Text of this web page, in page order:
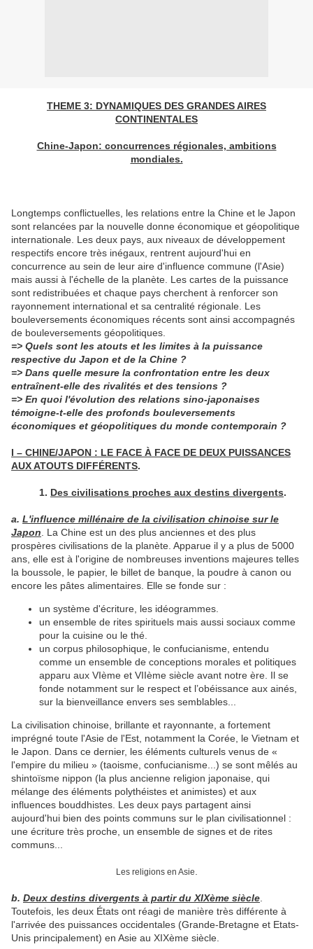
THEME 3: DYNAMIQUES DES GRANDES AIRES
CONTINENTALES
Chine-Japon: concurrences régionales, ambitions
mondiales.
Longtemps conflictuelles, les relations entre la Chine et le Japon
sont relancées par la nouvelle donne économique et géopolitique
internationale. Les deux pays, aux niveaux de développement
respectifs encore très inégaux, rentrent aujourd'hui en
concurrence au sein de leur aire d'influence commune (l'Asie)
mais aussi à l'échelle de la planète. Les cartes de la puissance
sont redistribuées et chaque pays cherchent à renforcer son
rayonnement international et sa centralité régionale. Les
bouleversements économiques récents sont ainsi accompagnés
de bouleversements géopolitiques.
=> Quels sont les atouts et les limites à la puissance
respective du Japon et de la Chine ?
=> Dans quelle mesure la confrontation entre les deux
entraînent-elle des rivalités et des tensions ?
=> En quoi l'évolution des relations sino-japonaises
témoigne-t-elle des profonds bouleversements
économiques et géopolitiques du monde contemporain ?
I – CHINE/JAPON : LE FACE À FACE DE DEUX PUISSANCES
AUX ATOUTS DIFFÉRENTS.
1. Des civilisations proches aux destins divergents.
a. L'influence millénaire de la civilisation chinoise sur le
Japon . La Chine est un des plus anciennes et des plus
prospères civilisations de la planète. Apparue il y a plus de 5000
ans, elle est à l'origine de nombreuses inventions majeures telles
la boussole, le papier, le billet de banque, la poudre à canon ou
encore les pâtes alimentaires. Elle se fonde sur :
un système d'écriture, les idéogrammes.
un ensemble de rites spirituels mais aussi sociaux comme
pour la cuisine ou le thé.
un corpus philosophique, le confucianisme, entendu
comme un ensemble de conceptions morales et politiques
apparu aux VIème et VIIème siècle avant notre ère. Il se
fonde notamment sur le respect et l’obéissance aux ainés,
sur la bienveillance envers ses semblables...
La civilisation chinoise, brillante et rayonnante, a fortement
imprégné toute l'Asie de l'Est, notamment la Corée, le Vietnam et
le Japon. Dans ce dernier, les éléments culturels venus de «
l'empire du milieu » (taoisme, confucianisme...) se sont mêlés au
shintoïsme nippon (la plus ancienne religion japonaise, qui
mélange des éléments polythéistes et animistes) et aux
influences bouddhistes. Les deux pays partagent ainsi
aujourd'hui bien des points communs sur le plan civilisationnel :
une écriture très proche, un ensemble de signes et de rites
communs...
Les religions en Asie
b. Deux destins divergents à partir du XIXème siècle
Toutefois, les deux États ont réagi de manière très différente à
l'arrivée des puissances occidentales (Grande-Bretagne et Etats-
Unis principalement) en Asie au XIXème siècle.